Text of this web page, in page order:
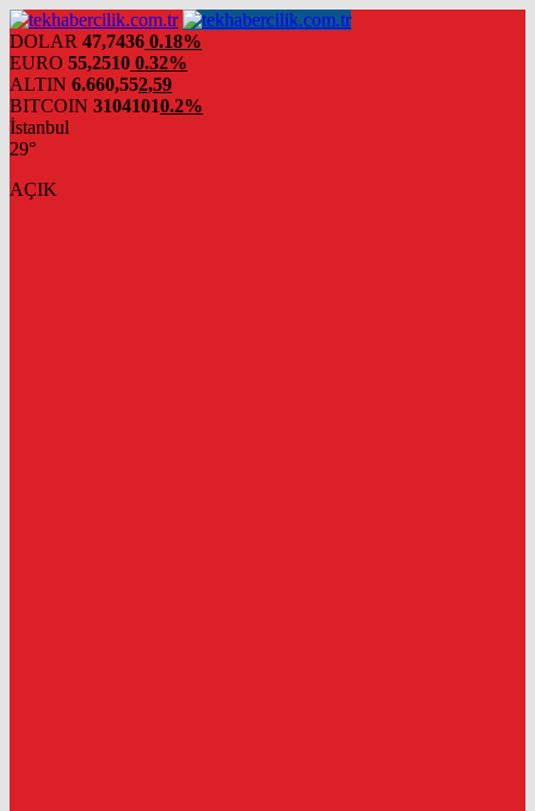
DOLAR 47,7436 0.18%
EURO 55,2510 0.32%
ALTIN 6.660,552,59
BITCOIN 31041010.2%
İstanbul
29°
AÇIK